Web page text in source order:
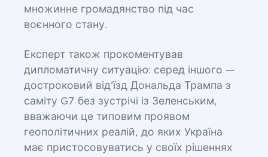
множинне громадянство під час
воєнного стану.
Експерт також прокоментував
дипломатичну ситуацію: серед іншого —
достроковий від'їзд Дональда Трампа з
саміту G7 без зустрічі із Зеленським,
вважаючи це типовим проявом
геополітичних реалій, до яких Україна
має пристосовуватись у своїх рішеннях